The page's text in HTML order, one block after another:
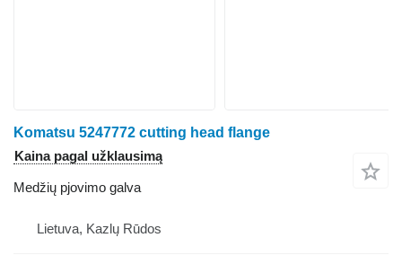
Komatsu 5247772 cutting head flange
Kaina pagal užklausimą
Medžių pjovimo galva
Lietuva, Kazlų Rūdos